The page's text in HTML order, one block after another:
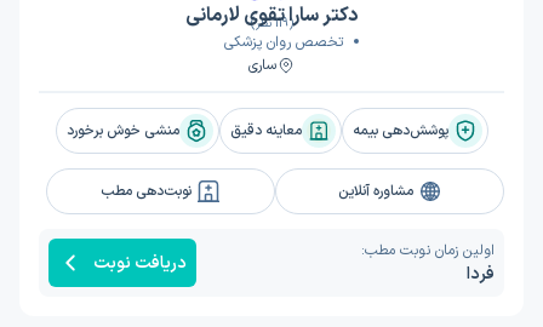
(119 نظر)
دکتر سارا تقوی لارمانی
تخصص روان پزشکی
ساری
پوشش‌دهی بیمه معاینه دقیق منشی خوش برخورد
مشاوره آنلاین نوبت‌دهی مطب
اولین زمان نوبت مطب:
فردا دریافت نوبت